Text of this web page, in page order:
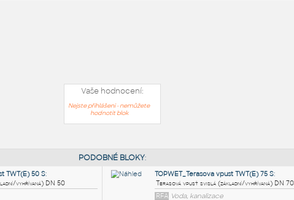
Vaše hodnocení:
Nejste přihlášeni - nemůžete
hodnotit blok